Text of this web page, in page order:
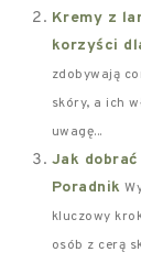
Kremy z
korzyści
zdobywają
skóry, a ich
uwagę...
Jak
Poradnik
kluczowy
osób z cerą